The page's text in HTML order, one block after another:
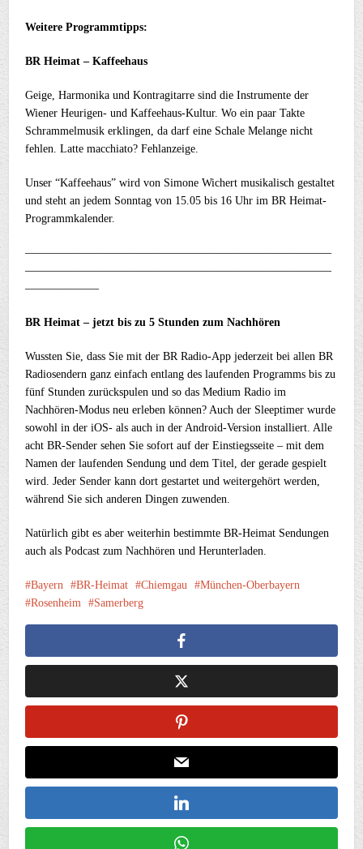
Weitere Programmtipps:
BR Heimat – Kaffeehaus
Geige, Harmonika und Kontragitarre sind die Instrumente der
Wiener Heurigen- und Kaffeehaus-Kultur. Wo ein paar Takte
Schrammelmusik erklingen, da darf eine Schale Melange nicht
fehlen. Latte macchiato? Fehlanzeige.
Unser “Kaffeehaus” wird von Simone Wichert musikalisch gestaltet
und steht an jedem Sonntag von 15.05 bis 16 Uhr im BR Heimat-
Programmkalender.
———————————————————————————
———————————————————————————
——————–
BR Heimat – jetzt bis zu 5 Stunden zum Nachhören
Wussten Sie, dass Sie mit der BR Radio-App jederzeit bei allen BR
Radiosendern ganz einfach entlang des laufenden Programms bis zu
fünf Stunden zurückspulen und so das Medium Radio im
Nachhören-Modus neu erleben können? Auch der Sleeptimer wurde
sowohl in der iOS- als auch in der Android-Version installiert. Alle
acht BR-Sender sehen Sie sofort auf der Einstiegsseite – mit dem
Namen der laufenden Sendung und dem Titel, der gerade gespielt
wird. Jeder Sender kann dort gestartet und weitergehört werden,
während Sie sich anderen Dingen zuwenden.
Natürlich gibt es aber weiterhin bestimmte BR-Heimat Sendungen
auch als Podcast zum Nachhören und Herunterladen.
Bayern BR-Heimat Chiemgau
München-Oberbayern
Rosenheim
Samerberg